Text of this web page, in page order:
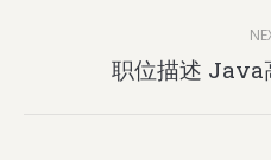
职位描述 Java